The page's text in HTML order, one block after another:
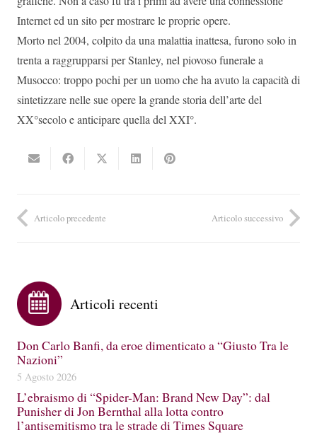
Internet ed un sito per mostrare le proprie opere.
Morto nel 2004, colpito da una malattia inattesa, furono solo in
trenta a raggrupparsi per Stanley, nel piovoso funerale a
Musocco: troppo pochi per un uomo che ha avuto la capacità di
sintetizzare nelle sue opere la grande storia dell’arte del
XX°secolo e anticipare quella del XXI°.
Articolo precedente Articolo successivo
Articoli recenti
Don Carlo Banfi, da eroe dimenticato a “Giusto Tra le
Nazioni”
5 Agosto 2026
L’ebraismo di “Spider-Man: Brand New Day”: dal
Punisher di Jon Bernthal alla lotta contro
l’antisemitismo tra le strade di Times Square